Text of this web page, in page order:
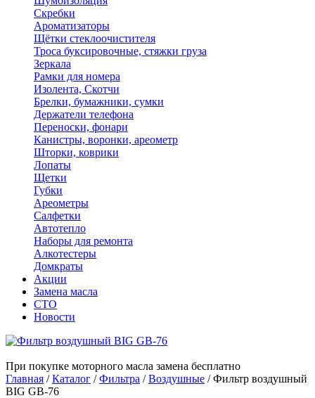
Скребки
Ароматизаторы
Щётки стеклоочистителя
Троса буксировочные, стяжки груза
Зеркала
Рамки для номера
Изолента, Скотчи
Брелки, бумажники, сумки
Держатели телефона
Переноски, фонари
Канистры, воронки, ареометр
Шторки, коврики
Лопаты
Щетки
Губки
Ареометры
Салфетки
Автотепло
Наборы для ремонта
Алкотестеры
Домкраты
Акции
Замена масла
СТО
Новости
При покупке моторного масла замена бесплатно
Главная /Каталог /Фильтра /Воздушные /Фильтр воздушный
BIG GB-76